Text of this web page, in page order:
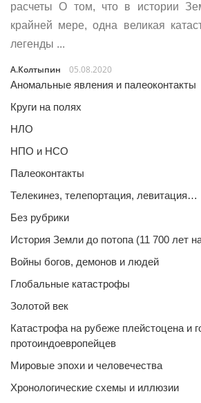
расчеты О том, что в истории
крайней мере, одна великая
легенды ...
А.Колтыпин
05.08.2020
Аномальные явления и палеоконтакты
Круги на полях
НЛО
НПО и НСО
Палеоконтакты
Телекинез, телепортация, левитация…
Без рубрики
История Земли до потопа (11 700 лет
Войны богов, демонов и людей
Глобальные катастрофы
Золотой век
Катастрофа на рубеже плейстоцена и
протоиндоевропейцев
Мировые эпохи и человечества
Хронологические схемы и иллюзии